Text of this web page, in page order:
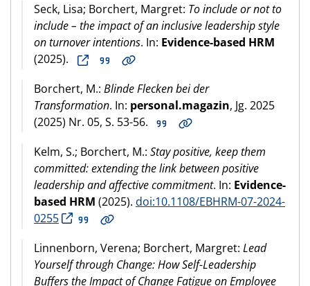
Seck, Lisa; Borchert, Margret: To include or not to
include – the impact of an inclusive leadership style
on turnover intentions. In: Evidence-based HRM
(2025).
Borchert, M.: Blinde Flecken bei der
Transformation. In: personal.magazin, Jg. 2025
(2025) Nr. 05, S. 53-56.
Kelm, S.; Borchert, M.: Stay positive, keep them
committed: extending the link between positive
leadership and affective commitment. In: Evidence-
based HRM (2025). doi:10.1108/EBHRM-07-2024-
0255
Linnenborn, Verena; Borchert, Margret: Lead
Yourself through Change: How Self-Leadership
Buffers the Impact of Change Fatigue on Employee